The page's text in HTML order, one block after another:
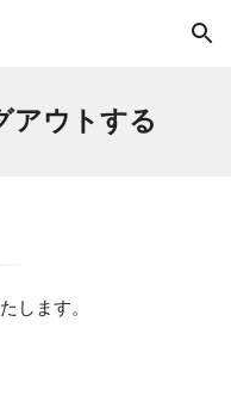
Skip to navigation
アウトする
します。